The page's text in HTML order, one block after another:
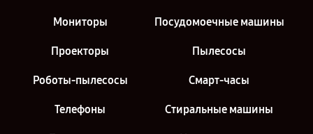
Мониторы Посудомоечные машины
Проекторы Пылесосы
Роботы-пылесосы Смарт-часы
Телефоны Стиральные машины